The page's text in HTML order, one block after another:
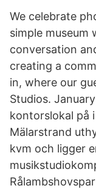
We celebrate
simple museum
conversation
creating a
in, where our
Studios.
kontorslokal på
Mälarstrand
kvm och ligger